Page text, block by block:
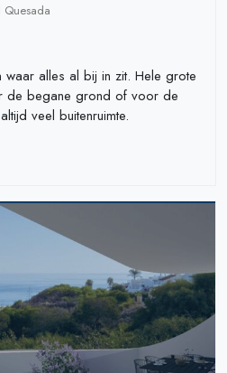
waar alles al bij in zit. Hele grote
de begane grond of voor de
veel buitenruimte.